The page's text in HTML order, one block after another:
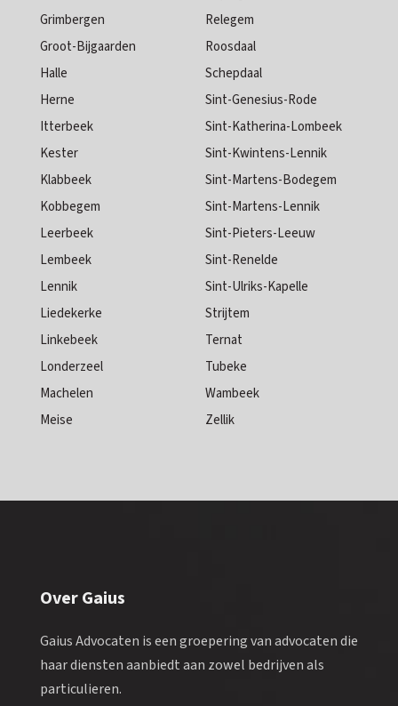
Grimbergen
Groot-Bijgaarden
Halle
Herne
Itterbeek
Kester
Klabbeek
Kobbegem
Leerbeek
Lembeek
Lennik
Liedekerke
Linkebeek
Londerzeel
Machelen
Meise
Relegem
Roosdaal
Schepdaal
Sint-Genesius-Rode
Sint-Katherina-Lombeek
Sint-Kwintens-Lennik
Sint-Martens-Bodegem
Sint-Martens-Lennik
Sint-Pieters-Leeuw
Sint-Renelde
Sint-Ulriks-Kapelle
Strijtem
Ternat
Tubeke
Wambeek
Zellik
Over Gaius
Gaius Advocaten is een groepering van advocaten die
haar diensten aanbiedt aan zowel bedrijven als
particulieren.